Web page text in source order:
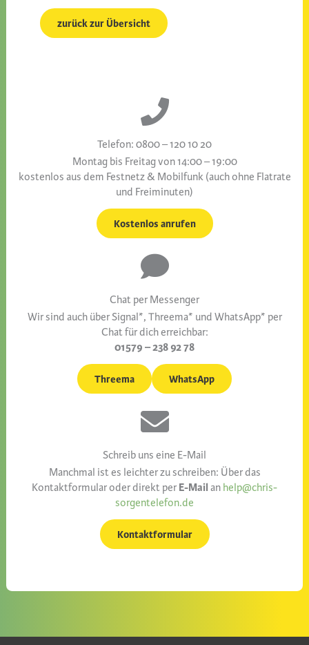
zurück zur Übersicht
Telefon: 0800 – 120 10 20
Montag bis Freitag von 14:00 – 19:00
kostenlos aus dem Festnetz & Mobilfunk (auch ohne Flatrate
und Freiminuten)
Kostenlos anrufen
Chat per Messenger
Wir sind auch über Signal*, Threema* und WhatsApp* per
Chat für dich erreichbar:
01579 – 238 92 78
Threema WhatsApp
Schreib uns eine E-Mail
Manchmal ist es leichter zu schreiben: Über das
Kontaktformular oder direkt per E-Mail an help@chris-
sorgentelefon.de
Kontaktformular